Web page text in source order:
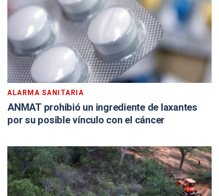
ALARMA SANITARIA
ANMAT prohibió un ingrediente de laxantes
por su posible vínculo con el cáncer